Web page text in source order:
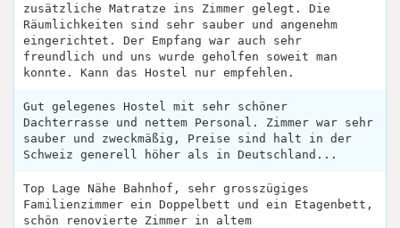
zusätzliche Matratze ins Zimmer gelegt. Die
Räumlichkeiten sind sehr sauber und angenehm
eingerichtet. Der Empfang war auch sehr
freundlich und uns wurde geholfen soweit man
konnte. Kann das Hostel nur empfehlen.
Gut gelegenes Hostel mit sehr schöner
Dachterrasse und nettem Personal. Zimmer war sehr
sauber und zweckmäßig, Preise sind halt in der
Schweiz generell höher als in Deutschland...
Top Lage Nähe Bahnhof, sehr grosszügiges
Familienzimmer ein Doppelbett und ein Etagenbett,
schön renovierte Zimmer in altem